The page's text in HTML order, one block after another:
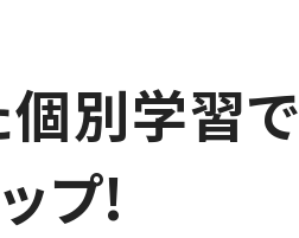
別学習で
プ!